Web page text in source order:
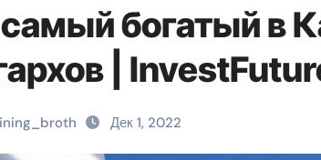
богатый в
|
Дек 1, 2022